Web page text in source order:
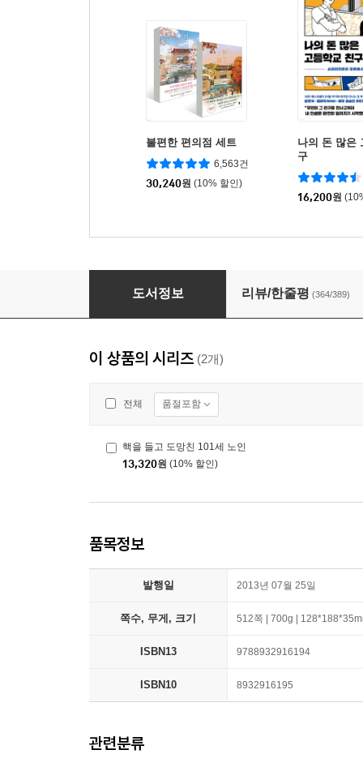
불편한 편의점 세트
6,563건
30,240원 (10% 할인)
나의 돈 많은
구
16,200원
창문 넘어 도망친 100세 노인
도서정보 리뷰/한줄평 (364/389)
이 상품의 시리즈 (2개)
전체 품절포함
핵을 들고 도망친 101세 노인
13,320원 (10% 할인)
품목정보
발행일 2013년 07월 25일
쪽수, 무게, 크기 512쪽 | 700g |
ISBN13 9788932916194
ISBN10 8932916195
관련분류